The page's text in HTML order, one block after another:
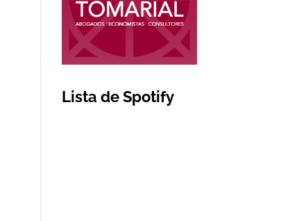
Lista de Spotify